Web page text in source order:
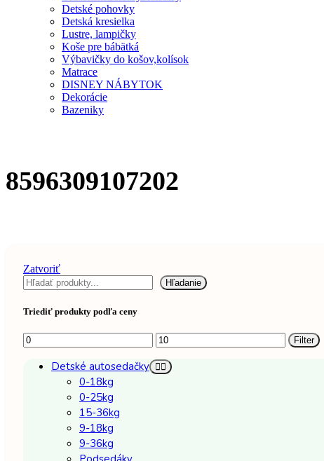
Detské pohovky
Detská kresielka
Lustre, lampičky
Koše pre bábätká
Výbavičky do košov,kolísok
Matrace
DISNEY NÁBYTOK
Dekorácie
Bazeniky
8596309107202
Zatvoriť
Hľadať
Hľadanie
Triediť produkty podľa ceny
Minimálna
cena
Maximálna
cena
Filter
Detské autosedačky
0-18kg
0-25kg
15-36kg
9-18kg
9-36kg